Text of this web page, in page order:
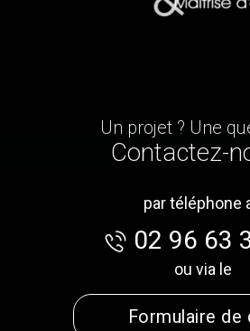
Un projet ? Une
Contactez-
par téléphone
02 96 63
ou via le
Formulaire